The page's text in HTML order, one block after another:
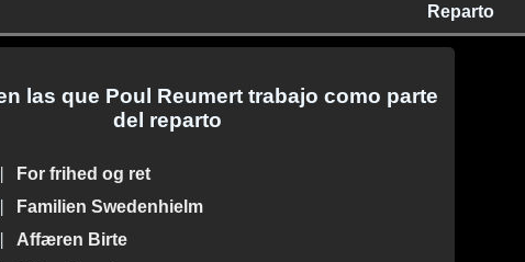
Reparto
las que Poul Reumert trabajo como parte
del reparto
For frihed og ret
Familien Swedenhielm
Affæren Birte